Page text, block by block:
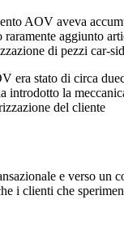
AOV aveva
aggiunto
di pezzi car-
stato di circa
la
del cliente
e verso un
i clienti che